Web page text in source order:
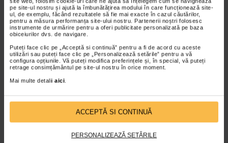
pe site-ul nostru și ajută la îmbunătățirea modului în care funcționează site-
ul, de exemplu, făcând rezultatele să fie mai exacte în cazul căutărilor,
pentru a măsura performanța site-ului nostru. Partenerii noștri folosesc
instrumente de urmărire pentru a oferi publicitate personalizată pe baza
obiceiurilor dvs. de navigare.
Puteți face clic pe „Acceptă si continuă” pentru a fi de acord cu aceste
utilizări sau puteți face clic pe „Personalizează setările” pentru a vă
configura opțiunile. Vă puteți modifica preferințele și, în special, vă puteți
retrage consimțământul pe site-ul nostru în orice moment.
Mai multe detalii aici.
ACCEPTĂ SI CONTINUĂ
PERSONALIZEAZĂ SETĂRILE
suficienta pentru nodulii de dimensiuni mici.
Ecografia tiroidiana este metoda principala de
investigare. Aceasta ofera detalii precise despre
ecografia poate ajuta la diferentierea nodulilor
benigni de cei potential maligni.
Pentru a evalua functia tiroidei, medicul poate
Aceste analize pot indica daca nodulii influenteaza
productia de hormoni. In cazurile in care exista
suspiciuni de malignitate, o biopsie cu ac fin este
necesara. Aceasta procedura minim invaziva implica